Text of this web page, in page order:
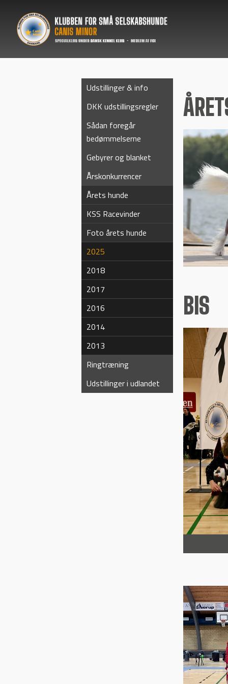
Udstillinger & info
DKK udstillingsregler
Sådan foregår
bedømmelserne
Gebyrer og blanket
Årskonkurrencer
Årets hunde
KSS Racevinder
Foto årets hunde
2025
2018
2017
2016
2014
2013
Ringtræning
Udstillinger i udlandet
BIS